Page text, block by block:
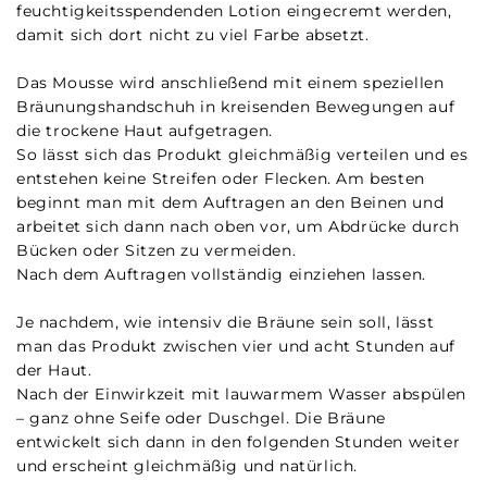
feuchtigkeitsspendenden Lotion eingecremt werden,
damit sich dort nicht zu viel Farbe absetzt.
Das Mousse wird anschließend mit einem speziellen
Bräunungshandschuh in kreisenden Bewegungen auf
die trockene Haut aufgetragen.
So lässt sich das Produkt gleichmäßig verteilen und es
entstehen keine Streifen oder Flecken. Am besten
beginnt man mit dem Auftragen an den Beinen und
arbeitet sich dann nach oben vor, um Abdrücke durch
Bücken oder Sitzen zu vermeiden.
Nach dem Auftragen vollständig einziehen lassen.
Je nachdem, wie intensiv die Bräune sein soll, lässt
man das Produkt zwischen vier und acht Stunden auf
der Haut.
Nach der Einwirkzeit mit lauwarmem Wasser abspülen
– ganz ohne Seife oder Duschgel. Die Bräune
entwickelt sich dann in den folgenden Stunden weiter
und erscheint gleichmäßig und natürlich.